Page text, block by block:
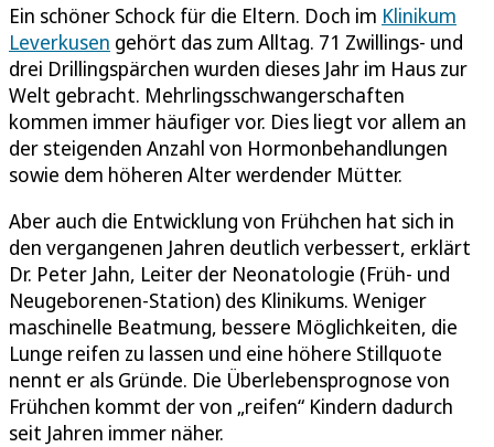
Ein schöner Schock für die Eltern. Doch im Klinikum
Leverkusen gehört das zum Alltag. 71 Zwillings- und
drei Drillingspärchen wurden dieses Jahr im Haus zur
Welt gebracht. Mehrlingsschwangerschaften
kommen immer häufiger vor. Dies liegt vor allem an
der steigenden Anzahl von Hormonbehandlungen
sowie dem höheren Alter werdender Mütter.
Aber auch die Entwicklung von Frühchen hat sich in
den vergangenen Jahren deutlich verbessert, erklärt
Dr. Peter Jahn, Leiter der Neonatologie (Früh- und
Neugeborenen-Station) des Klinikums. Weniger
maschinelle Beatmung, bessere Möglichkeiten, die
Lunge reifen zu lassen und eine höhere Stillquote
nennt er als Gründe. Die Überlebensprognose von
Frühchen kommt der von „reifen“ Kindern dadurch
seit Jahren immer näher.